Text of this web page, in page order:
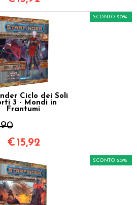
Ciclo dei Soli
3 - Mondi in
Frantumi
SCONTO 20%
€ 15,92
SCONTO 20%